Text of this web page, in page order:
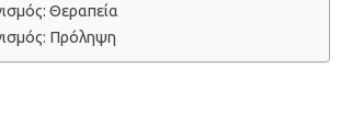
Θεραπεία
Πρόληψη